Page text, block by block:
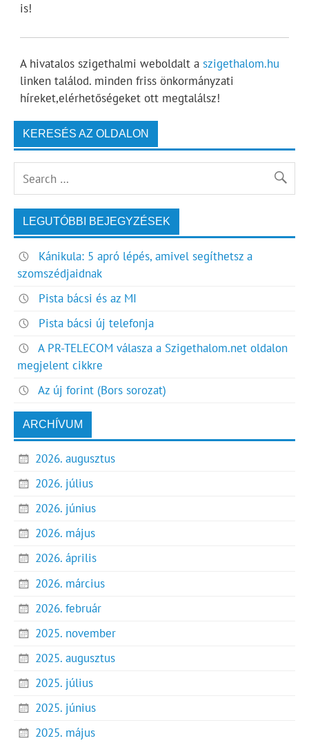
is!
A hivatalos szigethalmi weboldalt a szigethalom.hu
linken találod. minden friss önkormányzati
híreket,elérhetőségeket ott megtalálsz!
KERESÉS AZ OLDALON
LEGUTÓBBI BEJEGYZÉSEK
Kánikula: 5 apró lépés, amivel segíthetsz a
szomszédjaidnak
Pista bácsi és az MI
Pista bácsi új telefonja
A PR-TELECOM válasza a Szigethalom.net oldalon
megjelent cikkre
Az új forint (Bors sorozat)
ARCHÍVUM
2026. augusztus
2026. július
2026. június
2026. május
2026. április
2026. március
2026. február
2025. november
2025. augusztus
2025. július
2025. június
2025. május